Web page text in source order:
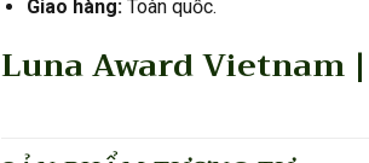
Giao hàng:Toàn quốc.
Luna Award Vietnam